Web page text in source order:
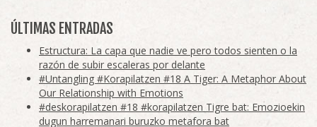
ÚLTIMAS ENTRADAS
Estructura: La capa que nadie ve pero todos sienten o la
razón de subir escaleras por delante
#Untangling #Korapilatzen #18 A Tiger: A Metaphor About
Our Relationship with Emotions
#deskorapilatzen #18 #korapilatzen Tigre bat: Emozioekin
dugun harremanari buruzko metafora bat